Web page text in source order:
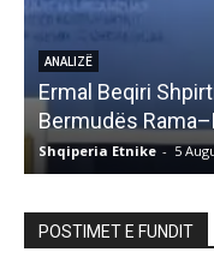
ANALIZË
Ermal Beqiri
Bermudës
Shqiperia Etnike - 5
POSTIMET E FUNDIT